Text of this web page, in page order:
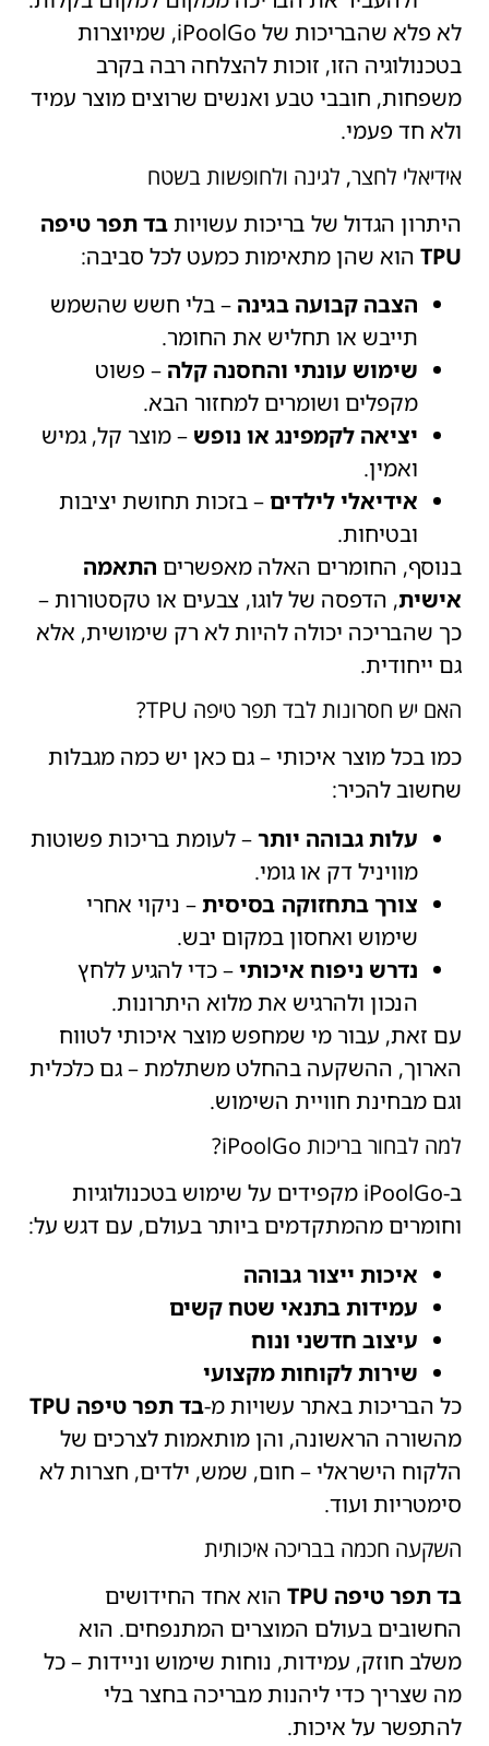
לא פלא שהבריכות של iPoolGo, שמיוצרות
בטכנולוגיה הזו, זוכות להצלחה רבה בקרב
משפחות, חובבי טבע ואנשים שרוצים מוצר עמיד
ולא חד פעמי.
אידיאלי לחצר, לגינה ולחופשות בשטח
היתרון הגדול של בריכות עשויותבד תפר טיפה
TPU הוא שהן מתאימות כמעט לכל סביבה:
הצבה קבועה בגינה – בלי חשש שהשמש
תייבש או תחליש את החומר.
שימוש עונתי והחסנה קלה – פשוט
מקפלים ושומרים למחזור הבא.
יציאה לקמפינג או נופש – מוצר קל, גמיש
ואמין.
אידיאלי לילדים – בזכות תחושת יציבות
ובטיחות.
בנוסף, החומרים האלה מאפשרים התאמה
אישית, הדפסה של לוגו, צבעים או טקסטורות –
כך שהבריכה יכולה להיות לא רק שימושית, אלא
גם ייחודית.
האם יש חסרונות לבד תפר טיפה TPU?
כמו בכל מוצר איכותי – גם כאן יש כמה מגבלות
שחשוב להכיר:
עלות גבוהה יותר– לעומת בריכות פשוטות
מוויניל דק או גומי.
צורך בתחזוקה בסיסית– ניקוי אחרי
שימוש ואחסון במקום יבש.
נדרש ניפוח איכותי– כדי להגיע ללחץ
הנכון ולהרגיש את מלוא היתרונות.
עם זאת, עבור מי שמחפש מוצר איכותי לטווח
הארוך, ההשקעה בהחלט משתלמת – גם כלכלית
וגם מבחינת חוויית השימוש.
למה לבחור בריכות iPoolGo?
ב-iPoolGo מקפידים על שימוש בטכנולוגיות
וחומרים מהמתקדמים ביותר בעולם, עם דגש על:
איכות ייצור גבוהה
עמידות בתנאי שטח קשים
עיצוב חדשני ונוח
שירות לקוחות מקצועי
כל הבריכות באתר עשויות מ-בד תפר טיפה TPU
מהשורה הראשונה, והן מותאמות לצרכים של
הלקוח הישראלי – חום, שמש, ילדים, חצרות לא
סימטריות ועוד.
השקעה חכמה בבריכה איכותית
בד תפר טיפה TPU
הוא אחד החידושים
החשובים בעולם המוצרים המתנפחים. הוא
משלב חוזק, עמידות, נוחות שימוש וניידות – כל
מה שצריך כדי ליהנות מבריכה בחצר בלי
להתפשר על איכות.